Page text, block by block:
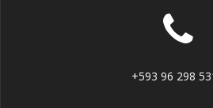
+593 96 298